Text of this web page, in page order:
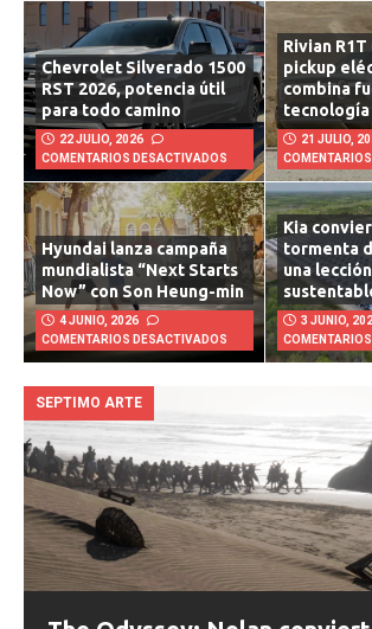
Chevrolet Silverado 1500
RST 2026, potencia útil
para todo camino
22 JULIO, 2026
COMENTARIOS DESACTIVADOS
Rivian R1T
pickup
combina
21 JULIO,
Hyundai lanza campaña
mundialista “Next Starts
Now” con Son Heung-min
4 JUNIO, 2026
COMENTARIOS DESACTIVADOS
Kia
tormenta
una
3 JUNIO,
SEPTIMO ARTE